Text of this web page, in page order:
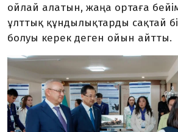
ойлай алатын, жаңа ортаға
ұлттық құндылықтарды сақтай
болуы керек деген ойын айтты.